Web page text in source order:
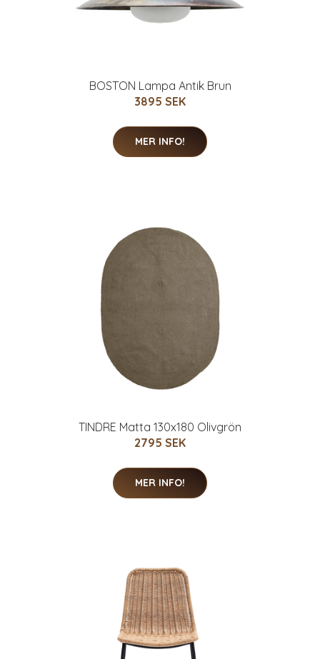
BOSTON Lampa Antik Brun
3895 SEK
MER INFO!
TINDRE Matta 130x180 Olivgrön
2795 SEK
MER INFO!